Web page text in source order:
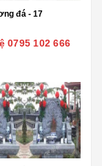
đá - 17
0795 102 666